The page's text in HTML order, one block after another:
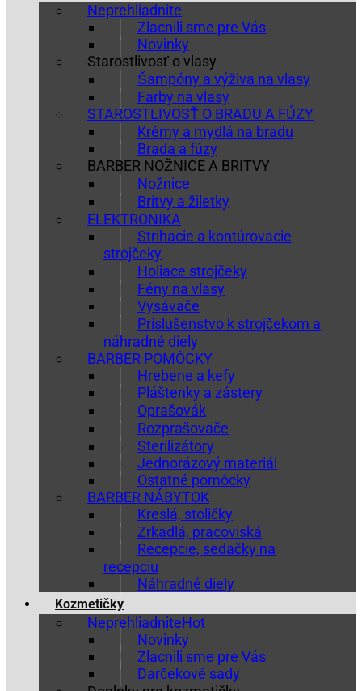
Neprehliadnite
Zlacnili sme pre Vás
Novinky
Starostlivosť o vlasy
Šampóny a výživa na vlasy
Farby na vlasy
STAROSTLIVOSŤ O BRADU A FÚZY
Krémy a mydlá na bradu
Brada a fúzy
BARBER NOŽNICE A BRITVY
Nožnice
Britvy a žiletky
ELEKTRONIKA
Strihacie a kontúrovacie
strojčeky
Holiace strojčeky
Fény na vlasy
Vysávače
Príslušenstvo k strojčekom a
náhradné diely
BARBER POMÔCKY
Hrebene a kefy
Pláštenky a zástery
Oprašovák
Rozprašovače
Sterilizátory
Jednorázový materiál
Ostatné pomôcky
BARBER NÁBYTOK
Kreslá, stoličky
Zrkadlá, pracoviská
Recepcie, sedačky na
recepciu
Náhradné diely
Kozmetičky
Neprehliadnite
Novinky
Zlacnili sme pre Vás
Darčekové sady